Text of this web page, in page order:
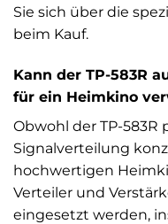
Sie sich über die
beim Kauf.
Kann der TP-583R
für ein Heimkino
Obwohl der TP-583R
Signalverteilung
hochwertigen
Verteiler und
eingesetzt werden,